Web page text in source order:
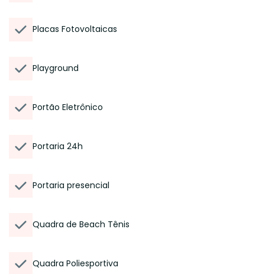
Placas Fotovoltaicas
Playground
Portão Eletrônico
Portaria 24h
Portaria presencial
Quadra de Beach Tênis
Quadra Poliesportiva